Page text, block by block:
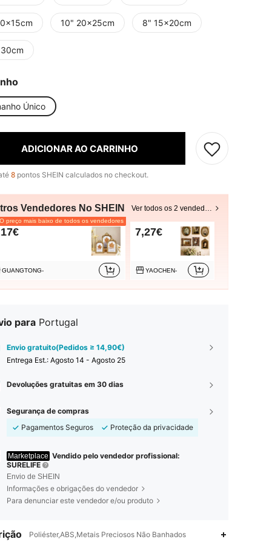
10" 20x25cm 8" 15x20cm
Único
ADICIONAR AO CARRINHO
8 pontos SHEIN calculados no checkout.
Vendedores No SHEIN Ver todos os 2 vendedores
preço mais baixo de todos os vendedores
GUANGTONG-
7,27€
YAOCHEN-
para Portugal
Envio gratuito(Pedidos ≥ 14,90€)
Entrega Est.: Agosto 14 - Agosto 25
Devoluções gratuitas em 30 dias
Segurança de compras
Pagamentos Seguros
Proteção da privacidade
Marketplace Vendido pelo vendedor profissional:
SURELIFE
Envio de SHEIN
Informações e obrigações do vendedor
Para denunciar este vendedor e/ou produto
Poliéster,ABS,Metais Preciosos Não Banhados
4,90 94 3.5K